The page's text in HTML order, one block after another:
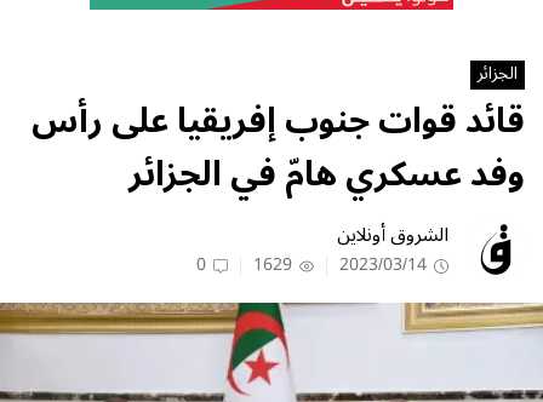
الجزائر
قائد قوات جنوب إفريقيا على رأس
وفد عسكري هامّ في الجزائر
الشروق أونلاين
2023/03/14
1629
0